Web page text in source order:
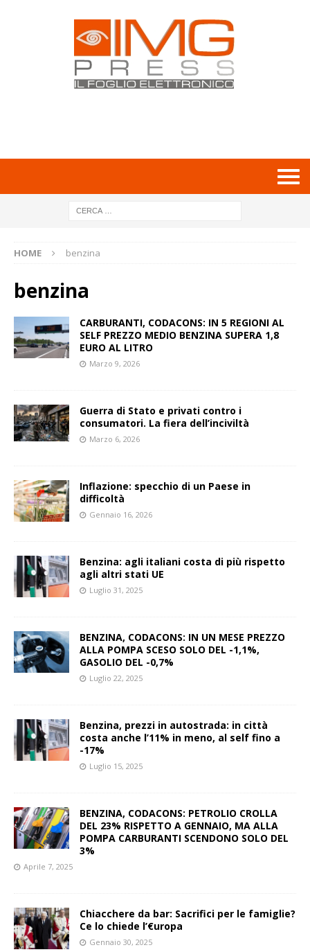
HOME benzina
benzina
CARBURANTI, CODACONS: IN 5 REGIONI AL
SELF PREZZO MEDIO BENZINA SUPERA 1,8
EURO AL LITRO
Marzo 9, 2026
Guerra di Stato e privati contro i
consumatori. La fiera dell’inciviltà
Marzo 6, 2026
Inflazione: specchio di un Paese in
difficoltà
Gennaio 16, 2026
Benzina: agli italiani costa di più rispetto
agli altri stati UE
Luglio 31, 2025
BENZINA, CODACONS: IN UN MESE PREZZO
ALLA POMPA SCESO SOLO DEL -1,1%,
GASOLIO DEL -0,7%
Luglio 22, 2025
Benzina, prezzi in autostrada: in città
costa anche l’11% in meno, al self fino a
-17%
Luglio 15, 2025
BENZINA, CODACONS: PETROLIO CROLLA
DEL 23% RISPETTO A GENNAIO, MA ALLA
POMPA CARBURANTI SCENDONO SOLO DEL
3%
Aprile 7, 2025
Chiacchere da bar: Sacrifici per le famiglie?
Ce lo chiede l’€uropa
Gennaio 30, 2025